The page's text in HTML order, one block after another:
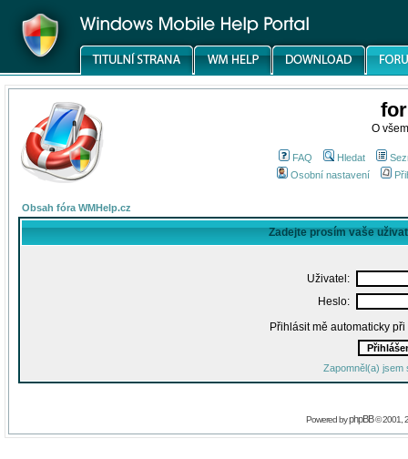
O
FAQ Hledat
Osobní nastavení
Obsah fóra WMHelp.cz
Zadejte prosím vaše
Uživatel:
Heslo:
Přihlásit mě automaticky
Zapomněl(a) jsem
Powered byphpBB© 2001,